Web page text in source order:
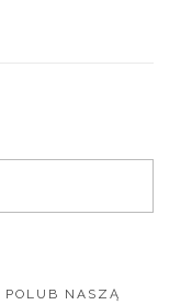
NASZĄ